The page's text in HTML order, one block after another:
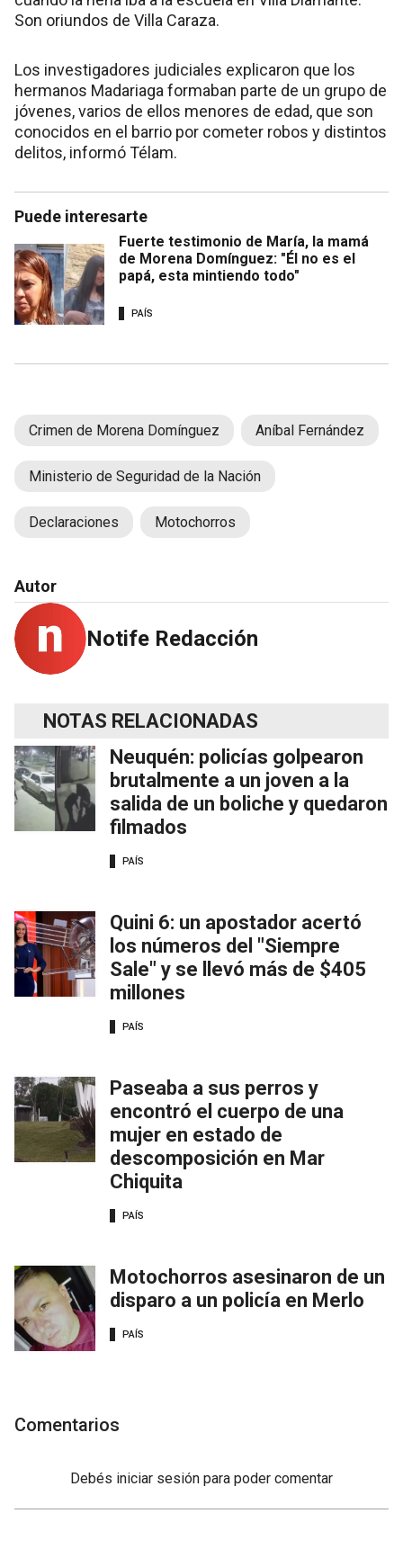
Son oriundos de Villa Caraza.
Los investigadores judiciales explicaron que los
hermanos Madariaga formaban parte de un grupo de
jóvenes, varios de ellos menores de edad, que son
conocidos en el barrio por cometer robos y distintos
delitos, informó Télam.
Puede interesarte
Fuerte testimonio de María, la mamá
de Morena Domínguez: "Él no es el
papá, esta mintiendo todo"
PAÍS
Crimen de Morena Domínguez Aníbal Fernández
Ministerio de Seguridad de la Nación
Declaraciones Motochorros
Autor
Notife Redacción
NOTAS RELACIONADAS
Neuquén: policías golpearon
brutalmente a un joven a la
salida de un boliche y quedaron
filmados
PAÍS
Quini 6: un apostador acertó
los números del "Siempre
Sale" y se llevó más de $405
millones
PAÍS
Paseaba a sus perros y
encontró el cuerpo de una
mujer en estado de
descomposición en Mar
Chiquita
PAÍS
Motochorros asesinaron de un
disparo a un policía en Merlo
PAÍS
Comentarios
Debés iniciar sesión para poder comentar